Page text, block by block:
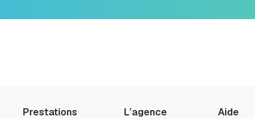
Prestations L’agence Aide